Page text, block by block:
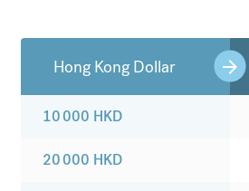
Hong Kong Dollar
10 000 HKD
20 000 HKD